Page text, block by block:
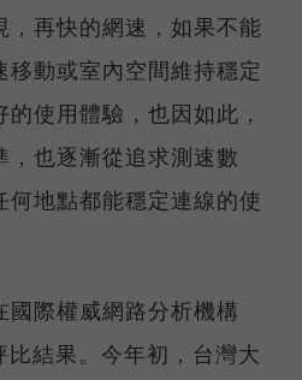
再快的網速，如果不能
動或室內空間維持穩定
使用體驗，也因如此，
也逐漸從追求測速數
地點都能穩定連線的使
際權威網路分析機構
結果。今年初，台灣大